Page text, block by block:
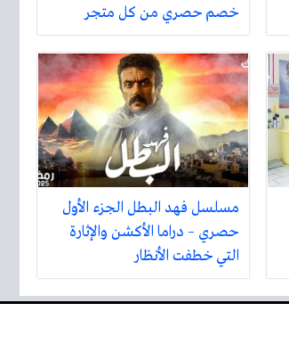
خصم حصري من كل متجر
مسلسل فهد البطل الجزء الأول
حصري – دراما الأكشن والإثارة
التي خطفت الأنظار